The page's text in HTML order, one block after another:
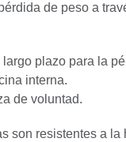
de peso a
plazo para la
interna.
de voluntad.
son resistentes a